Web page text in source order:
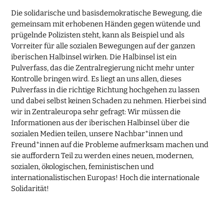
Die solidarische und basisdemokratische Bewegung, die
gemeinsam mit erhobenen Händen gegen wütende und
prügelnde Polizisten steht, kann als Beispiel und als
Vorreiter für alle sozialen Bewegungen auf der ganzen
iberischen Halbinsel wirken. Die Halbinsel ist ein
Pulverfass, das die Zentralregierung nicht mehr unter
Kontrolle bringen wird. Es liegt an uns allen, dieses
Pulverfass in die richtige Richtung hochgehen zu lassen
und dabei selbst keinen Schaden zu nehmen. Hierbei sind
wir in Zentraleuropa sehr gefragt: Wir müssen die
Informationen aus der iberischen Halbinsel über die
sozialen Medien teilen, unsere Nachbar*innen und
Freund*innen auf die Probleme aufmerksam machen und
sie auffordern Teil zu werden eines neuen, modernen,
sozialen, ökologischen, feministischen und
internationalistischen Europas! Hoch die internationale
Solidarität!